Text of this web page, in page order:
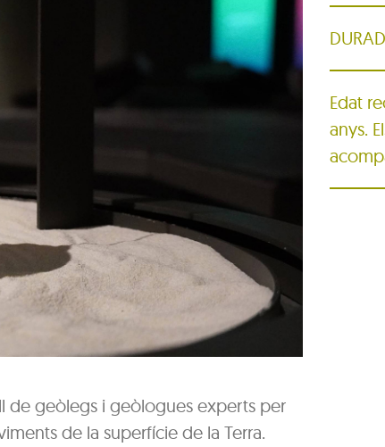
de geòlegs i geòlogues experts per
de la superfície de la Terra.
Edat
anys.